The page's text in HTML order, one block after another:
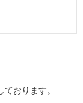
おります。